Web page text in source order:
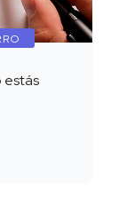
estás